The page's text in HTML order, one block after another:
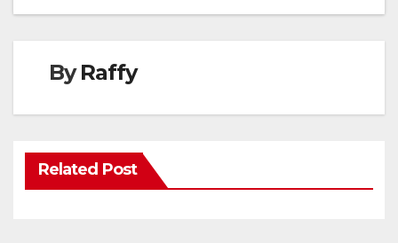
ByRaffy
Related Post